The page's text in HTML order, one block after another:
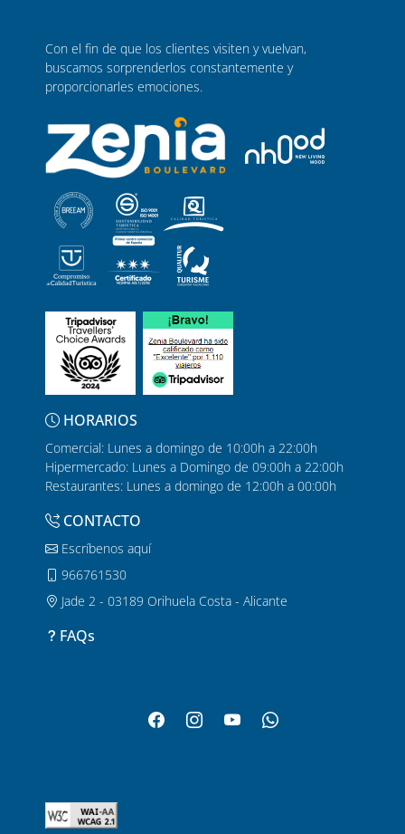
Con el fin de que los clientes visiten y vuelvan,
buscamos sorprenderlos constantemente y
proporcionarles emociones.
HORARIOS
Comercial: Lunes a domingo de 10:00h a 22:00h
Hipermercado: Lunes a Domingo de 09:00h a 22:00h
Restaurantes: Lunes a domingo de 12:00h a 00:00h
CONTACTO
Escríbenos aquí
966761530
Jade 2 - 03189 Orihuela Costa - Alicante
FAQs